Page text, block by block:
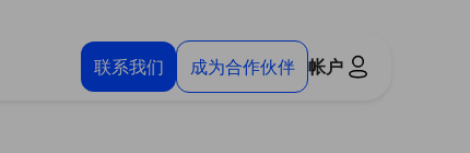
联系我们 成为合作伙伴 帐户